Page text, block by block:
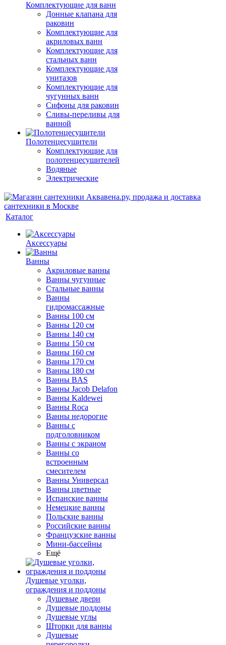
Комплектующие для ванн
Донные клапана для
раковин
Комплектующие для
акриловых ванн
Комплектующие для
стальных ванн
Комплектующие для
унитазов
Комплектующие для
чугунных ванн
Сифоны для раковин
Сливы-переливы для
ванной
Полотенцесушители
Комплектующие для
полотенцесушителей
Водяные
Электрические
Каталог
Аксессуары
Ванны
Акриловые ванны
Ванны чугунные
Стальные ванны
Ванны
гидромассажные
Ванны 100 см
Ванны 120 см
Ванны 140 см
Ванны 150 см
Ванны 160 см
Ванны 170 см
Ванны 180 см
Ванны BAS
Ванны Jacob Delafon
Ванны Kaldewei
Ванны Roca
Ванны недорогие
Ванны с
подголовником
Ванны с экраном
Ванны со
встроенным
смесителем
Ванны Универсал
Ванны цветные
Испанские ванны
Немецкие ванны
Польские ванны
Российские ванны
Французские ванны
Мини-бассейны
Ещё
Душевые уголки,
ограждения и поддоны
Душевые двери
Душевые поддоны
Душевые углы
Шторки для ванны
Душевые